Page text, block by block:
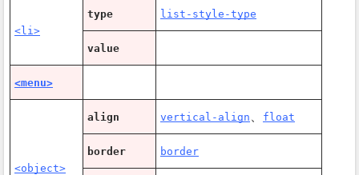
<li>
type list-style-type
value
<menu>
<object>
align vertical-align float
border border